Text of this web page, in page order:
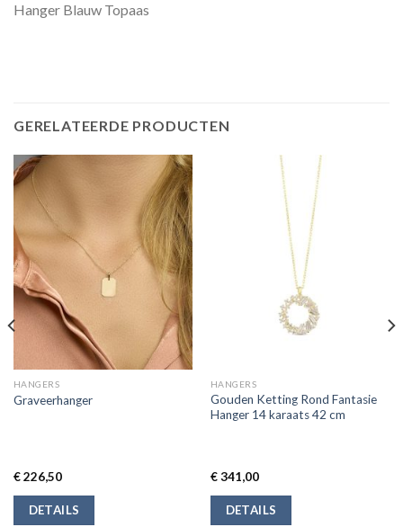
Hanger Blauw Topaas
GERELATEERDE PRODUCTEN
HANGERS
Graveerhanger
€226,50
DETAILS
HANGERS
Gouden Ketting Rond Fantasie
Hanger 14 karaats 42 cm
€341,00
DETAILS